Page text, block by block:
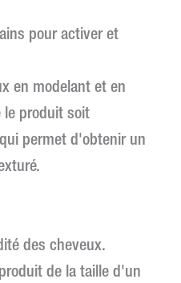
pour activer et
en modelant et en
produit soit
permet d'obtenir un
des cheveux.
de la taille d'un